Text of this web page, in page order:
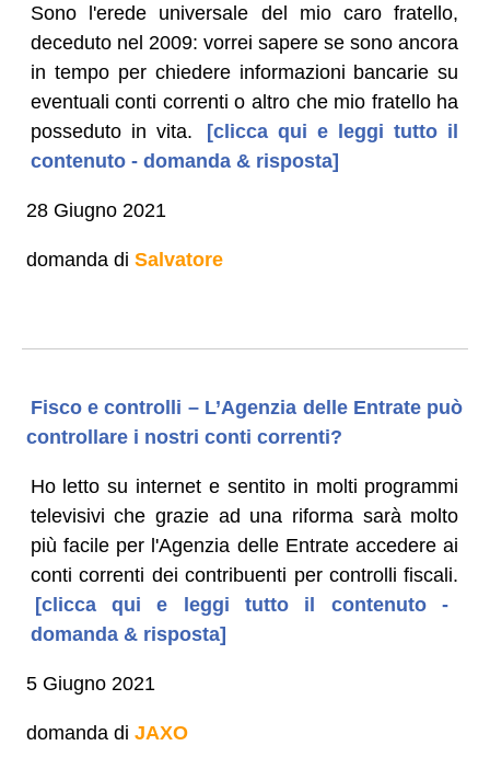
Sono l'erede universale del mio caro fratello,
deceduto nel 2009: vorrei sapere se sono ancora
in tempo per chiedere informazioni bancarie su
eventuali conti correnti o altro che mio fratello ha
posseduto in vita.
[clicca qui e leggi tutto il
contenuto - domanda & risposta]
28 Giugno 2021
domanda di Salvatore
Fisco e controlli – L’Agenzia delle Entrate può
controllare i nostri conti correnti?
Ho letto su internet e sentito in molti programmi
televisivi che grazie ad una riforma sarà molto
più facile per l'Agenzia delle Entrate accedere ai
conti correnti dei contribuenti per controlli fiscali.
[clicca qui e leggi tutto il contenuto -
domanda & risposta]
5 Giugno 2021
domanda di JAXO